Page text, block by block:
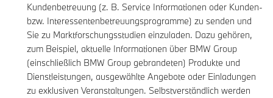
Kundenbetreuung (z. B. Service Informationen oder Kunden-
bzw. Interessentenbetreuungsprogramme) zu senden und
Sie zu Marktforschungsstudien einzuladen. Dazu gehören,
zum Beispiel, aktuelle Informationen über BMW Group
(einschließlich BMW Group gebrandeten) Produkte und
Dienstleistungen, ausgewählte Angebote oder Einladungen
zu exklusiven Veranstaltungen. Selbstverständlich werden